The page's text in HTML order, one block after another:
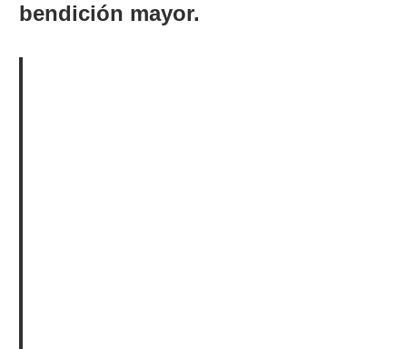
bendición mayor.